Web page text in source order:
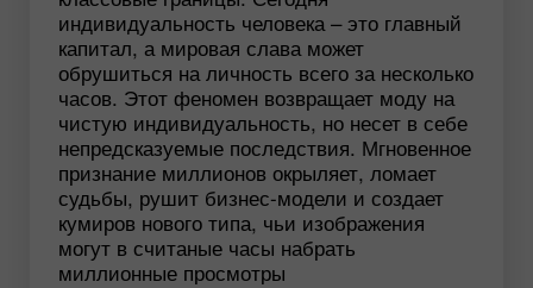
индивидуальность человека – это главный
капитал, а мировая слава может
обрушиться на личность всего за несколько
часов. Этот феномен возвращает моду на
чистую индивидуальность, но несет в себе
непредсказуемые последствия. Мгновенное
признание миллионов окрыляет, ломает
судьбы, рушит бизнес-модели и создает
кумиров нового типа, чьи изображения
могут в считаные часы набрать
миллионные просмотры